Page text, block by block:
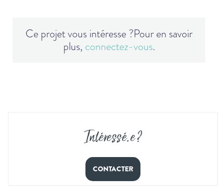
Ce projet vous intéresse ?Pour en savoir
plus, connectez-vous.
Intéressé.e ?
CONTACTER